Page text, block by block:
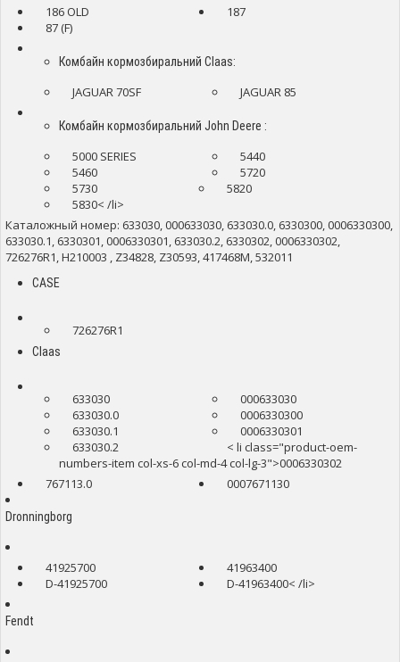
186 OLD
187
87 (F)
Комбайн кормозбиральний Claas:
JAGUAR 70SF JAGUAR 85
Комбайн кормозбиральний John Deere :
5000 SERIES
5440
5460
5720
5730
5820
5830< /li>
Каталожный номер: 633030, 000633030, 633030.0, 6330300, 0006330300,
633030.1, 6330301, 0006330301, 633030.2, 6330302, 0006330302,
726276R1, H210003 , Z34828, Z30593, 417468M, 532011
CASE
726276R1
Claas
633030
000633030
633030.0
0006330300
633030.1
0006330301
633030.2
< li class="product-oem-
numbers-item col-xs-6 col-md-4 col-lg-3">0006330302
767113.0
0007671130
Dronningborg
41925700
41963400
D-41925700
D-41963400< /li>
Fendt